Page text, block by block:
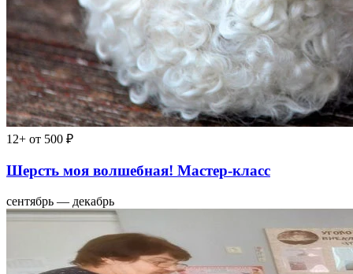
12+ от 500 ₽
Шерсть моя волшебная! Мастер-класс
сентябрь — декабрь